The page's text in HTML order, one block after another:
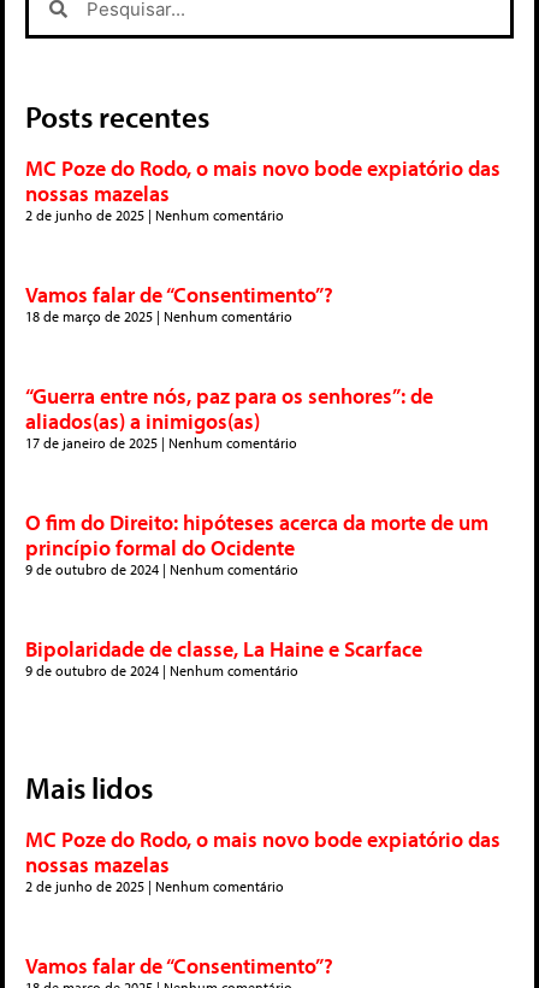
Posts recentes
MC Poze do Rodo, o mais novo bode expiatório das
nossas mazelas
2 de junho de 2025 Nenhum comentário
Vamos falar de “Consentimento”?
18 de março de 2025 Nenhum comentário
“Guerra entre nós, paz para os senhores”: de
aliados(as) a inimigos(as)
17 de janeiro de 2025 Nenhum comentário
O fim do Direito: hipóteses acerca da morte de um
princípio formal do Ocidente
9 de outubro de 2024 Nenhum comentário
Bipolaridade de classe, La Haine e Scarface
9 de outubro de 2024 Nenhum comentário
Mais lidos
MC Poze do Rodo, o mais novo bode expiatório das
nossas mazelas
2 de junho de 2025 Nenhum comentário
Vamos falar de “Consentimento”?